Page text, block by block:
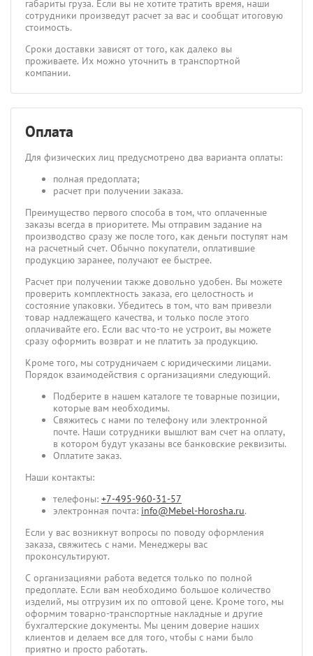
габариты груза. Если вы не хотите тратить время, наши
сотрудники произведут расчет за вас и сообщат итоговую
стоимость.
Сроки доставки зависят от того, как далеко вы
проживаете. Их можно уточнить в транспортной
компании.
Оплата
Для физических лиц предусмотрено два варианта оплаты:
полная предоплата;
расчет при получении заказа.
Преимущество первого способа в том, что оплаченные
заказы всегда в приоритете. Мы отправим задание на
производство сразу же после того, как деньги поступят нам
на расчетный счет. Обычно покупатели, оплатившие
продукцию заранее, получают ее быстрее.
Расчет при получении также довольно удобен. Вы можете
проверить комплектность заказа, его целостность и
состояние упаковки. Убедитесь в том, что вам привезли
товар надлежащего качества, и только после этого
оплачивайте его. Если вас что-то не устроит, вы можете
сразу оформить возврат и не платить за продукцию.
Кроме того, мы сотрудничаем с юридическими лицами.
Порядок взаимодействия с организациями следующий.
Подберите в нашем каталоге те товарные позиции,
которые вам необходимы.
Свяжитесь с нами по телефону или электронной
почте. Наши сотрудники вышлют вам счет на оплату,
в котором будут указаны все банковские реквизиты.
Оплатите заказ.
Наши контакты:
телефоны: +7-495-960-31-57
электронная почта: info@Mebel-Horosha.ru.
Если у вас возникнут вопросы по поводу оформления
заказа, свяжитесь с нами. Менеджеры вас
проконсультируют.
С организациями работа ведется только по полной
предоплате. Если вам необходимо большое количество
изделий, мы отгрузим их по оптовой цене. Кроме того, мы
оформим товарно-транспортные накладные и другие
бухгалтерские документы. Мы ценим доверие наших
клиентов и делаем все для того, чтобы с нами было
приятно и просто работать.